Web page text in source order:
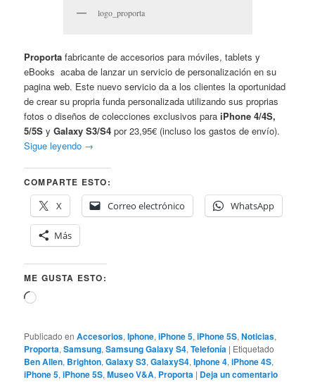
logo_proporta
Proporta fabricante de accesorios para móviles, tablets y
eBooks acaba de lanzar un servicio de personalización en su
pagina web. Este nuevo servicio da a los clientes la oportunidad
de crear su propria funda personalizada utilizando sus proprias
fotos o diseños de colecciones exclusivos paraiPhone 4/4S,
5/5S yGalaxy S3/S4 por 23,95€ (incluso los gastos de envío).
Sigue leyendo →
COMPARTE ESTO:
X
Correo electrónico WhatsApp
Más
ME GUSTA ESTO:
Cargando...
Publicado en Accesorios,Iphone,iPhone 5,iPhone 5S,Noticias,
Proporta,Samsung,Samsung Galaxy S4,Telefonía | Etiquetado
Ben Allen, Brighton,Galaxy S3,GalaxyS4,Iphone 4,iPhone 4S,
iPhone 5,iPhone 5S,Museo V&A, Proporta | Deja un comentario